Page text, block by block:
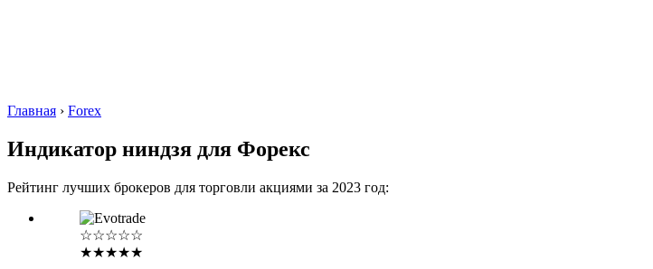
Главная › Forex
Индикатор ниндзя для Форекс
Рейтинг лучших брокеров для торговли акциями за 2023 год:
☆☆☆☆☆
★★★★★